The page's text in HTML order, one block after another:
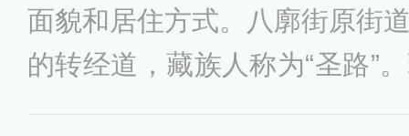
面貌和居住方式。八廓街原街
的转经道，藏族人称为“圣路”